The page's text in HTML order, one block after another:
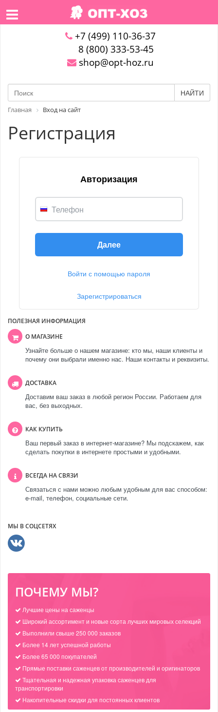
+7 (499) 110-36-37
8 (800) 333-53-45
shop@opt-hoz.ru
НАЙТИ
Главная Вход на сайт
Регистрация
Авторизация
Телефон
Далее
Войти с помощью пароля
Зарегистрироваться
ПОЛЕЗНАЯ ИНФОРМАЦИЯ
О МАГАЗИНЕ
Узнайте больше о нашем магазине: кто мы, наши клиенты и
почему они выбрали именно нас. Наши контакты и реквизиты.
ДОСТАВКА
Доставим ваш заказ в любой регион России. Работаем для
вас, без выходных.
КАК КУПИТЬ
Ваш первый заказ в интернет-магазине? Мы подскажем, как
сделать покупки в интернете простыми и удобными.
ВСЕГДА НА СВЯЗИ
Связаться с нами можно любым удобным для вас способом:
e-mail, телефон, социальные сети.
МЫ В СОЦСЕТЯХ
ПОЧЕМУ МЫ?
Лучшие цены на саженцы
Широкий ассортимент и новые сорта лучших мировых селекций
Выполнили свыше 250 000 заказов
Более 14 лет успешной работы
Более 65 000 покупателей
Прямые поставки саженцев от производителей и оригинаторов
Тщательная и надежная упаковка саженцев для
транспортировки
Накопительные скидки для постоянных клиентов